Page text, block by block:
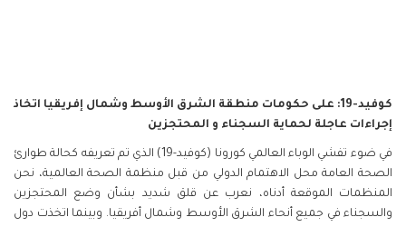
كوفيد-19: على حكومات منطقة الشرق الأوسط وشمال إفريقيا اتخاذ
إجراءات عاجلة لحماية السجناء و المحتجزين
في ضوء تفشي الوباء العالمي كورونا (كوفيد-19) الذي تم تعريفه كحالة طوارئ
الصحة العامة محل الاهتمام الدولي من قبل منظمة الصحة العالمية، نحن
المنظمات الموقعة أدناه، نعرب عن قلق شديد بشأن وضع المحتجزين
والسجناء في جميع أنحاء الشرق الأوسط وشمال أفريقيا. وبينما اتخذت دول